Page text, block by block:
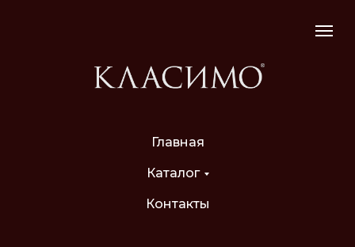
Главная
Каталог
Контакты